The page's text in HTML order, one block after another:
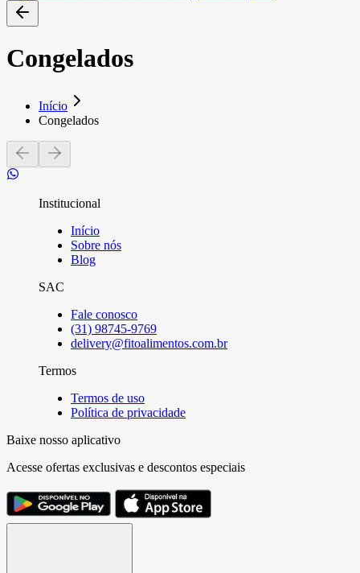
Congelados
Início
Congelados
Institucional
Início
Sobre nós
Blog
SAC
Fale conosco
(31) 98745-9769
delivery@fitoalimentos.com.br
Termos
Termos de uso
Política de privacidade
Baixe nosso aplicativo
Acesse ofertas exclusivas e descontos especiais